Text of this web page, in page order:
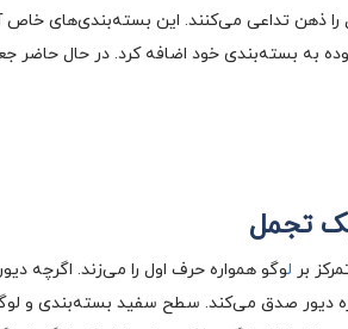
ذهن تداعی می‌کنند. این بسته‌بندی‌های
به بسته‌بندی خود اضافه کرد. در حال
تجمل
لوگو همواره حرف اول را می‌زند. اگرچه
دیور صدق می‌کند. سطح سفید بسته‌بندی و